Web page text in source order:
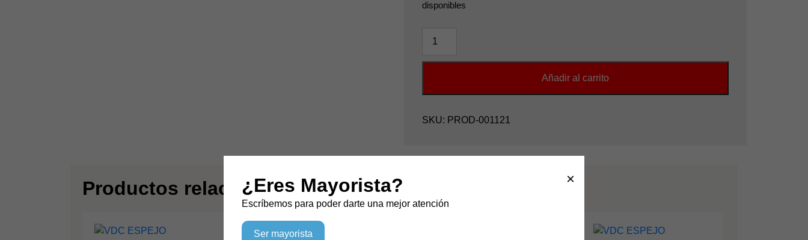
disponibles
PET
0.305*18M
Añadir al carrito
SKU: PROD-001121
Productos relacionados ×
¿Eres Mayorista?
Escríbemos para poder darte una mejor atención
Ser mayorista